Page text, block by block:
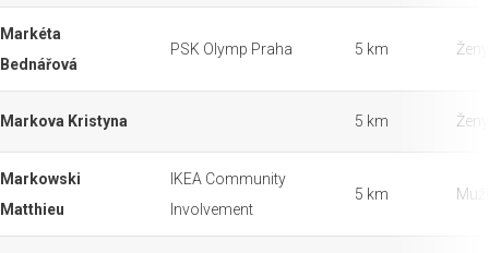
Markéta
Bednářová
PSK Olymp Praha 5 km Ženy
Markova Kristyna 5 km Ženy
Markowski
Matthieu
IKEA Community
Involvement
5 km Muži